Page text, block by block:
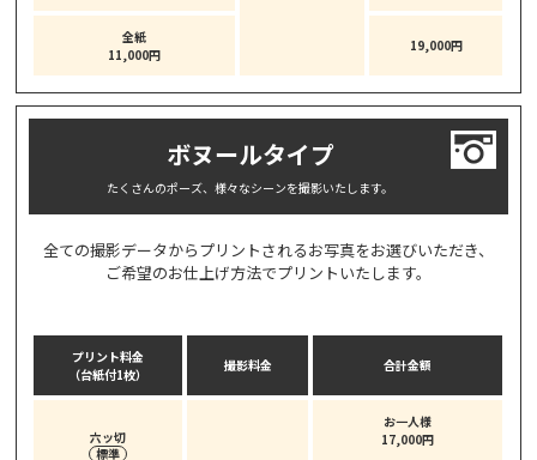
全紙
11,000円
19,000円
ボヌールタイプ
たくさんのポーズ、様々なシーンを撮影いたします。
全ての撮影データからプリントされるお写真をお選びいただき、
ご希望のお仕上げ方法でプリントいたします。
プリント料金
（台紙付1枚）
撮影料金 合計金額
六ッ切
標準
お一人様
17,000円